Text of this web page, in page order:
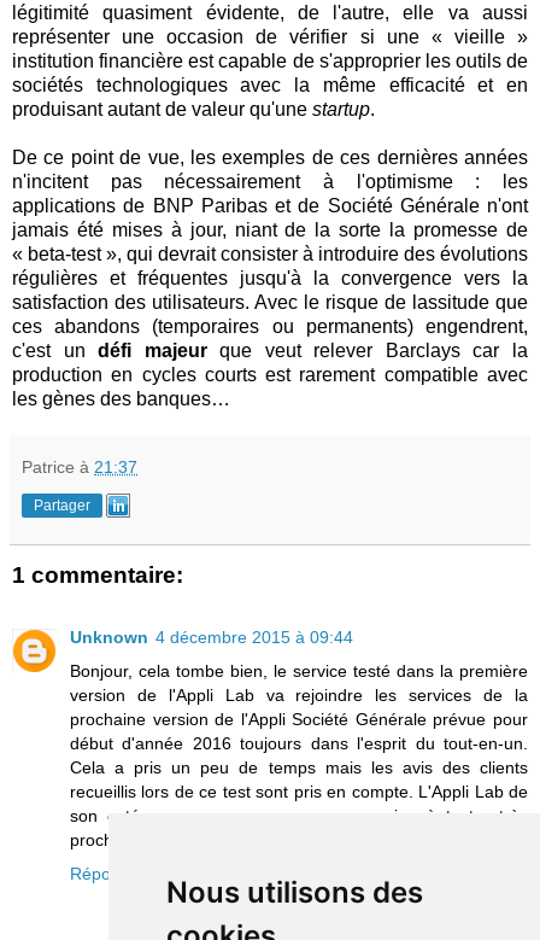
Nous utilisons des
légitimité quasiment évidente, de l'autre, elle va aussi
représenter une occasion de vérifier si une « vieille »
institution financière est capable de s'approprier les outils de
sociétés technologiques avec la même efficacité et en
produisant autant de valeur qu'une startup.
De ce point de vue, les exemples de ces dernières années
n'incitent pas nécessairement à l'optimisme : les
applications de BNP Paribas et de Société Générale n'ont
jamais été mises à jour, niant de la sorte la promesse de
« beta-test », qui devrait consister à introduire des évolutions
régulières et fréquentes jusqu'à la convergence vers la
satisfaction des utilisateurs. Avec le risque de lassitude que
ces abandons (temporaires ou permanents) engendrent,
c'est undéfi majeurque veut relever Barclays car la
production en cycles courts est rarement compatible avec
les gènes des banques…
Patrice à 21:37
Partager
1 commentaire:
Unknown 4 décembre 2015 à 09:44
Bonjour, cela tombe bien, le service testé dans la première
version de l'Appli Lab va rejoindre les services de la
prochaine version de l'Appli Société Générale prévue pour
début d'année 2016 toujours dans l'esprit du tout-en-un.
Cela a pris un peu de temps mais les avis des clients
recueillis lors de ce test sont pris en compte. L'Appli Lab de
son coté va proposer un nouveau service à tester très
prochainement.
Répondre